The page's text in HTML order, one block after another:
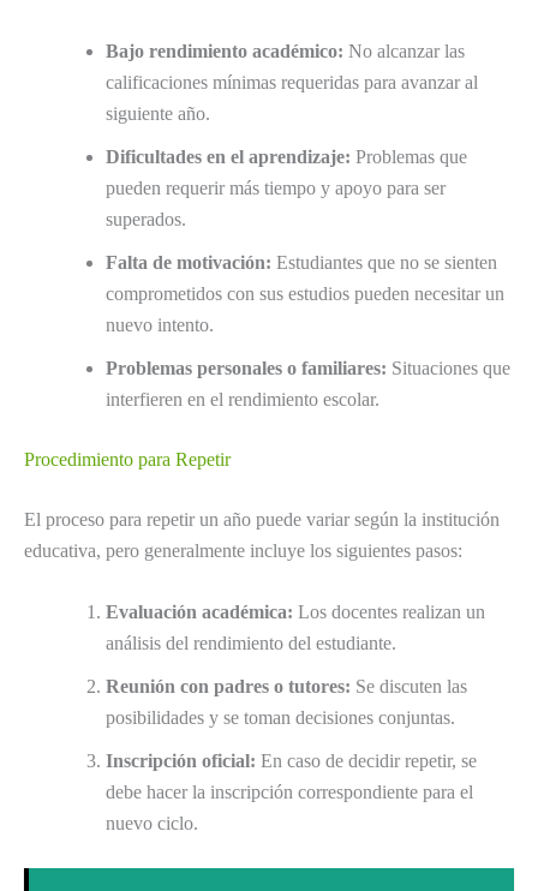
Bajo rendimiento académico: No alcanzar las
calificaciones mínimas requeridas para avanzar al
siguiente año.
Dificultades en el aprendizaje: Problemas que
pueden requerir más tiempo y apoyo para ser
superados.
Falta de motivación: Estudiantes que no se sienten
comprometidos con sus estudios pueden necesitar un
nuevo intento.
Problemas personales o familiares: Situaciones que
interfieren en el rendimiento escolar.
Procedimiento para Repetir
El proceso para repetir un año puede variar según la institución
educativa, pero generalmente incluye los siguientes pasos:
Evaluación académica: Los docentes realizan un
análisis del rendimiento del estudiante.
Reunión con padres o tutores: Se discuten las
posibilidades y se toman decisiones conjuntas.
Inscripción oficial: En caso de decidir repetir, se
debe hacer la inscripción correspondiente para el
nuevo ciclo.